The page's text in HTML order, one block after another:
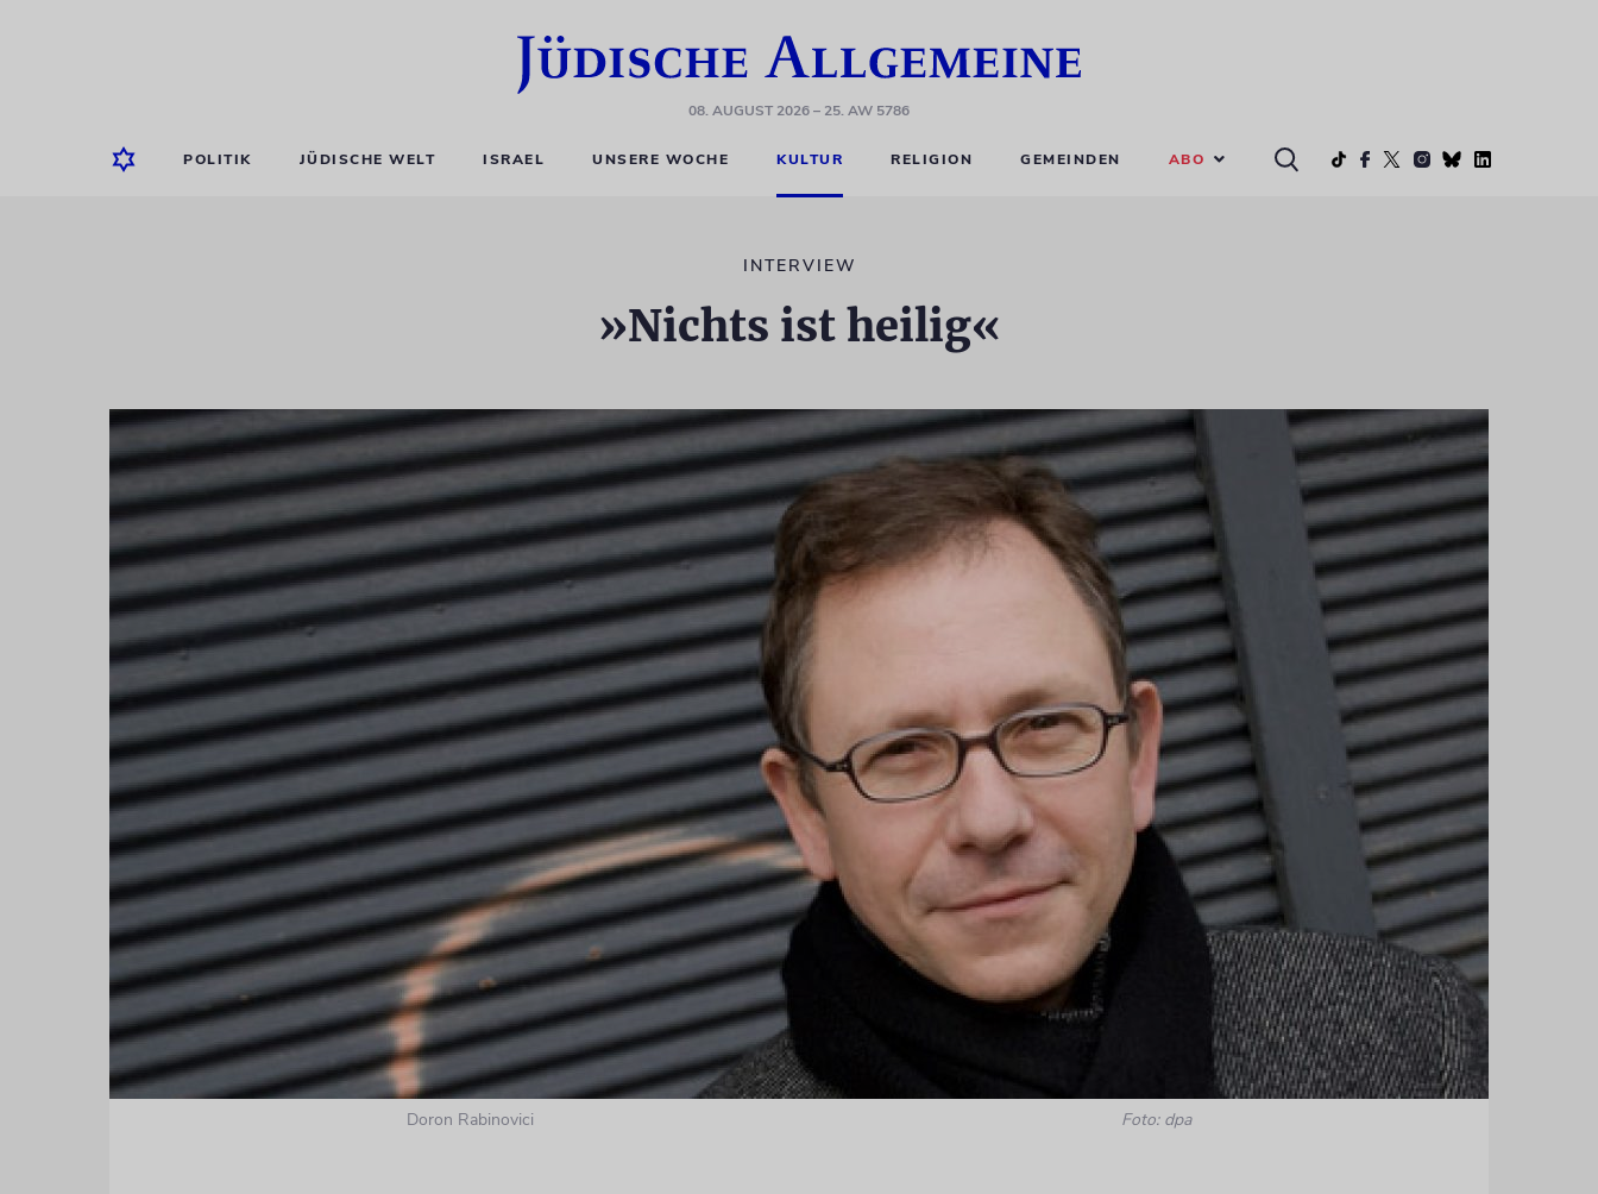
08. AUGUST 2026– 25. AW 5786
POLITIK JÜDISCHE WELT ISRAEL UNSERE WOCHE KULTUR RELIGION GEMEINDEN ABO
INTERVIEW
»Nichts ist heilig«
Doron Rabinovici Foto: dpa